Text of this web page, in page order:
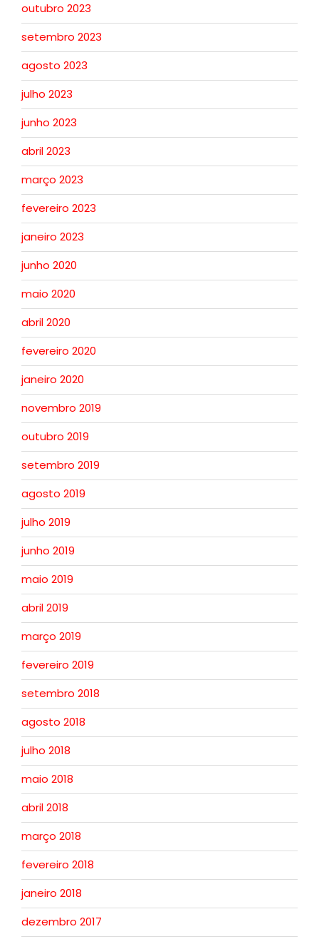
outubro 2023
setembro 2023
agosto 2023
julho 2023
junho 2023
abril 2023
março 2023
fevereiro 2023
janeiro 2023
junho 2020
maio 2020
abril 2020
fevereiro 2020
janeiro 2020
novembro 2019
outubro 2019
setembro 2019
agosto 2019
julho 2019
junho 2019
maio 2019
abril 2019
março 2019
fevereiro 2019
setembro 2018
agosto 2018
julho 2018
maio 2018
abril 2018
março 2018
fevereiro 2018
janeiro 2018
dezembro 2017